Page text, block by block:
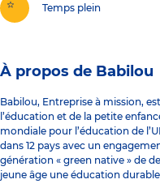
Temps plein
À propos de Babilou
Babilou, Entreprise à mission,
l’éducation et de la petite
mondiale pour l’éducation de
dans 12 pays avec un
génération « green native » de
jeune âge une éducation